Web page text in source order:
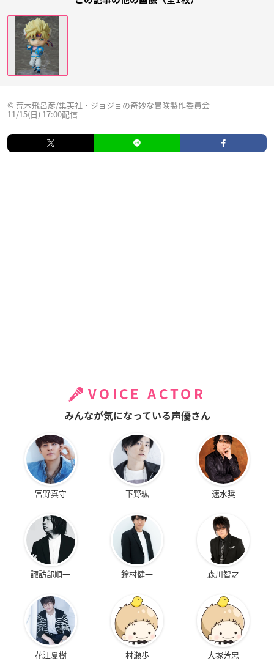
© 荒木飛呂彦/集英社・ジョジョの奇妙な冒険製作委員会
11/15(日) 17:00配信
VOICE ACTOR
みんなが気になっている声優さん
宮野真守 下野紘 速水奨
諏訪部順一 鈴村健一 森川智之
花江夏樹 村瀬歩 大塚芳忠